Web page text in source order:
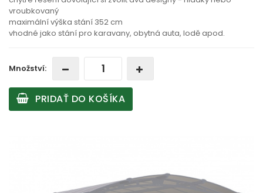
vroubkovaný
maximální výška stání 352 cm
vhodné jako stání pro karavany, obytná auta, lodě apod.
Množství:
PRIDAŤ DO KOŠÍKA